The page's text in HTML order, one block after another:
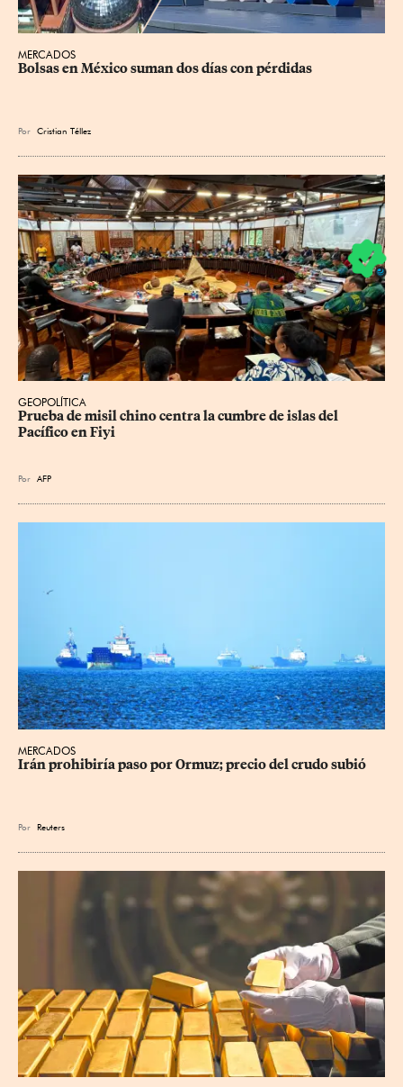
MERCADOS
Bolsas en México suman dos días con pérdidas
Por Cristian Téllez
GEOPOLÍTICA
Prueba de misil chino centra la cumbre de islas del
Pacífico en Fiyi
Por AFP
MERCADOS
Irán prohibiría paso por Ormuz; precio del crudo subió
Por Reuters